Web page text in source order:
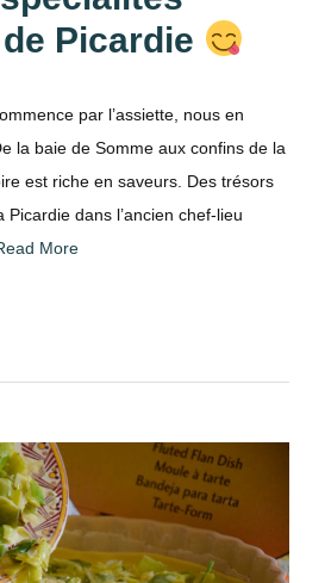
Picardie
par l’assiette, nous en
la baie de Somme aux confins de la
est riche en saveurs. Des trésors
dans l’ancien chef-lieu
More